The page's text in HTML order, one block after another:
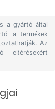
a gyártó által
a termékek
Az
eltérésekért